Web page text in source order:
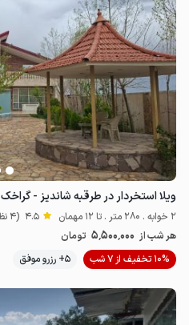
ویلا استخردار در طرقبه شاندیز - گراخک
2 خوابه . 280 متر . تا 12 مهمان 4.5 (4 نظر)
هر شب از 5٬500٬000 تومان
10% تخفیف از 7 شب
5+ رزرو موفق